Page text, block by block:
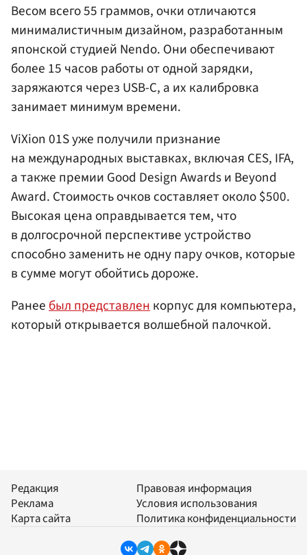
Весом всего 55 граммов, очки отличаются
минималистичным дизайном, разработанным
японской студией Nendo. Они обеспечивают
более 15 часов работы от одной зарядки,
заряжаются через USB-C, а их калибровка
занимает минимум времени.
ViXion 01S уже получили признание
на международных выставках, включая CES, IFA,
а также премии Good Design Awards и Beyond
Award. Стоимость очков составляет около $500.
Высокая цена оправдывается тем, что
в долгосрочной перспективе устройство
способно заменить не одну пару очков, которые
в сумме могут обойтись дороже.
Ранеебыл представленкорпус для компьютера,
который открывается волшебной палочкой.
Редакция
Реклама
Карта сайта
Правовая информация
Условия использования
Политика конфиденциальности